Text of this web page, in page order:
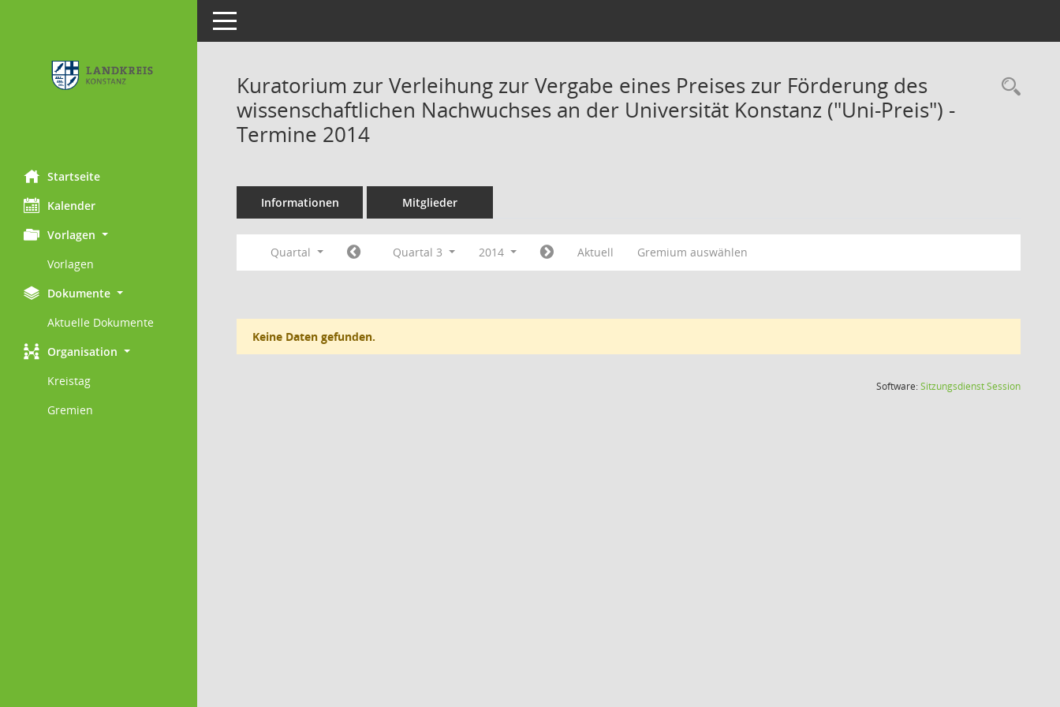
Startseite
Kalender
Vorlagen
Vorlagen
Dokumente
Aktuelle Dokumente
Organisation
Kreistag
Gremien
Toggle navigation
Kuratorium zur Verleihung zur Vergabe eines Preises zur Förderung des
wissenschaftlichen Nachwuchses an der Universität Konstanz ("Uni-Preis") -
Termine 2014
Informationen Mitglieder
Quartal Quartal 3 2014 Aktuell Gremium auswählen
Keine Daten gefunden.
Software:SitzungsdienstSession(Wird in